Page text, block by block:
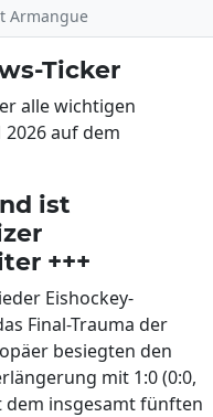
Armangue
Ticker
alle wichtigen
2026 auf dem
ist
+++
Eishockey-
Final-Trauma der
besiegten den
mit 1:0 (0:0,
dem insgesamt fünften